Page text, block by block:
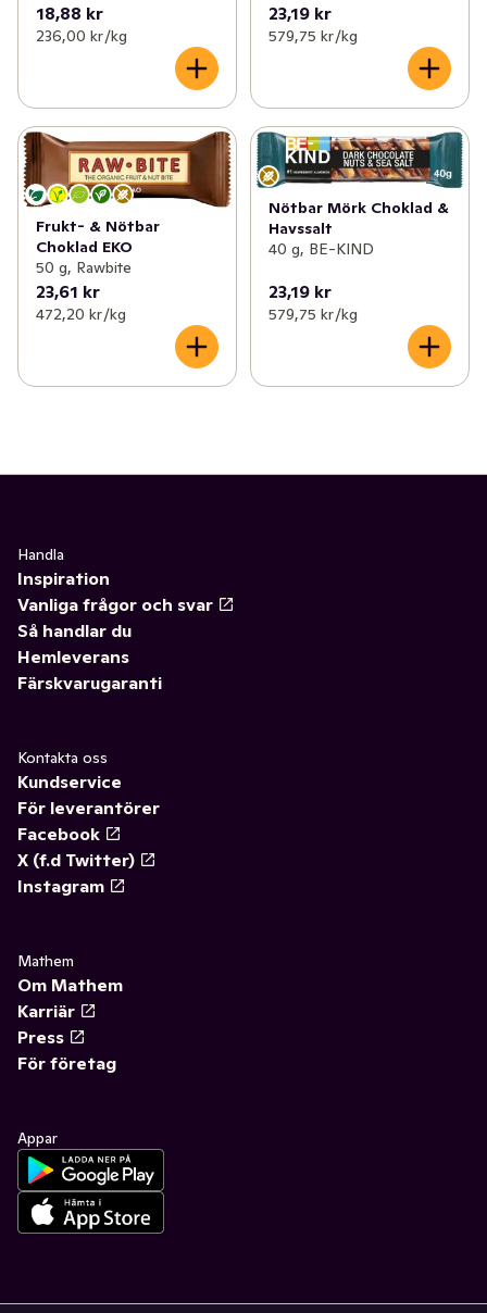
18,88 kr
236,00 kr /kg
23,19 kr
579,75 kr /kg
Frukt- & Nötbar
Choklad EKO
50 g, Rawbite
23,61 kr
472,20 kr /kg
Nötbar Mörk Choklad &
Havssalt
40 g, BE-KIND
23,19 kr
579,75 kr /kg
Handla
Inspiration
Vanliga frågor och svar
Så handlar du
Hemleverans
Färskvarugaranti
Kontakta oss
Kundservice
För leverantörer
Facebook
X (f.d Twitter)
Instagram
Mathem
Om Mathem
Karriär
Press
För företag
Appar